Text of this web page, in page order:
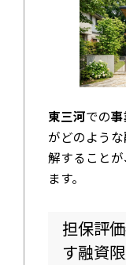
東三河での
がどのような
解することが
ます。
担保評
す融資